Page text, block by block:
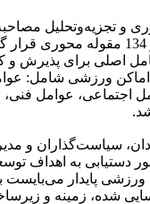
باز به دست آمد که در 134 مقوله
نشان داد که 6 عامل اصلی برای
اماکن ورزشی شامل:
اجتماعی، عوامل
سیاست‌گذاران و
دستیابی به اهداف
پایدار می‌بایست
شده، زمینه و